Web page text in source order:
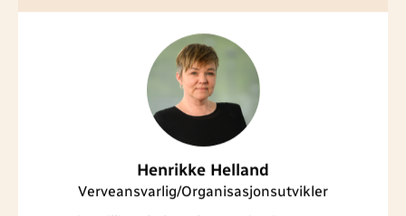
Henrikke Helland
Verveansvarlig/Organisasjonsutvikler